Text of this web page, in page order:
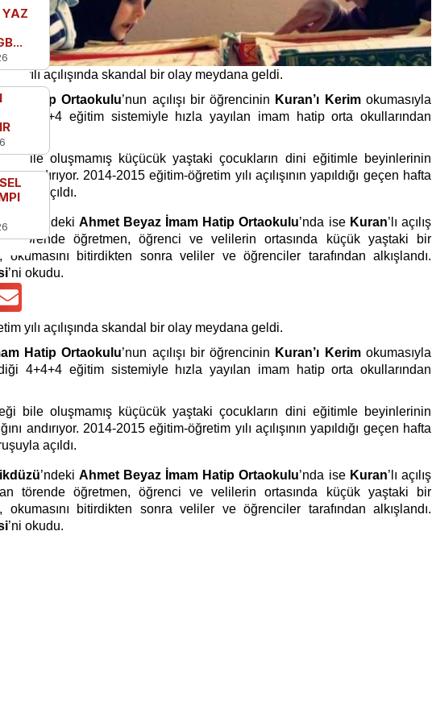
yılı açılışında skandal bir olay meydana geldi.
Hatip Ortaokulu’nun açılışı bir öğrencinin Kuran’ı Kerimokumasıyla
4+4+4 eğitim sistemiyle hızla yayılan imam hatip orta okullarından
bile oluşmamış küçücük yaştaki çocukların dini eğitimle beyinlerinin
andırıyor. 2014-2015 eğitim-öğretim yılı açılışının yapıldığı geçen hafta
açıldı.
’ndeki Ahmet Beyaz İmam Hatip Ortaokulu’nda iseKuran’lı açılış
törende öğretmen, öğrenci ve velilerin ortasında küçük yaştaki bir
okumasını bitirdikten sonra veliler ve öğrenciler tarafından alkışlandı.
’ni okudu.
yılı açılışında skandal bir olay meydana geldi.
Hatip Ortaokulu’nun açılışı bir öğrencinin Kuran’ı Kerimokumasıyla
4+4+4 eğitim sistemiyle hızla yayılan imam hatip orta okullarından
bile oluşmamış küçücük yaştaki çocukların dini eğitimle beyinlerinin
andırıyor. 2014-2015 eğitim-öğretim yılı açılışının yapıldığı geçen hafta
açıldı.
’ndeki Ahmet Beyaz İmam Hatip Ortaokulu’nda iseKuran’lı açılış
törende öğretmen, öğrenci ve velilerin ortasında küçük yaştaki bir
okumasını bitirdikten sonra veliler ve öğrenciler tarafından alkışlandı.
’ni okudu.
YAZ